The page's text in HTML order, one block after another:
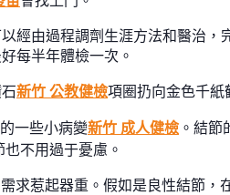
經由過程調劑生涯方法和醫治，
每半年體檢一次。
新竹 公教健檢項圈扔向金色千紙
一些小病變新竹 成人健檢 。結
不用過于憂慮。
求惹起器重。假如是良性結節